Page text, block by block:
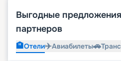
Выгодные
партнеров
🏨Отели✈️Авиабилеты🚗